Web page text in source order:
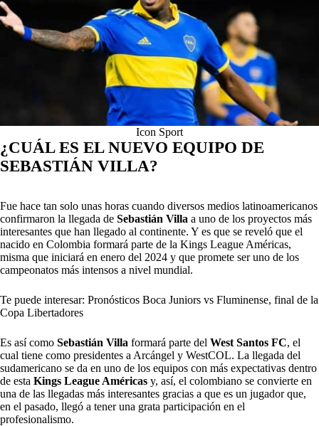
Icon Sport
¿CUÁL ES EL NUEVO EQUIPO DE
SEBASTIÁN VILLA?
Fue hace tan solo unas horas cuando diversos medios latinoamericanos
confirmaron la llegada de Sebastián Villa a uno de los proyectos más
interesantes que han llegado al continente. Y es que se reveló que el
nacido en Colombia formará parte de la Kings League Américas,
misma que iniciará en enero del 2024 y que promete ser uno de los
campeonatos más intensos a nivel mundial.
Te puede interesar: Pronósticos Boca Juniors vs Fluminense, final de la
Copa Libertadores
Es así como Sebastián Villa formará parte del West Santos FC, el
cual tiene como presidentes a Arcángel y WestCOL. La llegada del
sudamericano se da en uno de los equipos con más expectativas dentro
de esta Kings League Américas y, así, el colombiano se convierte en
una de las llegadas más interesantes gracias a que es un jugador que,
en el pasado, llegó a tener una grata participación en el
profesionalismo.